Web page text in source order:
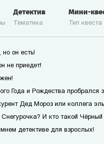
Тематика
Детектив
Тип квеста
Мини-
но он есть!
не приедет!
Года и Рождества пробрался
Дед Мороз или коллега
И кто такой Чёрный
детективе для взрослых!